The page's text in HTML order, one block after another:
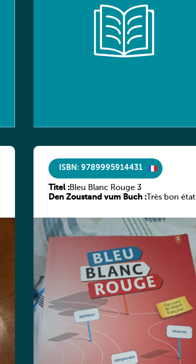
ISBN: 9789995914431
Titel :Bleu Blanc Rouge 3
Den Zoustand vum Buch : Très bon état